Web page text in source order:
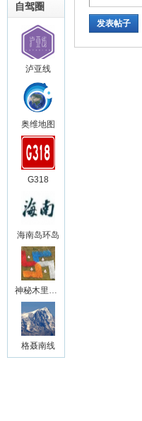
自驾圈
泸亚线
奥维地图
G318
海南岛环岛
神秘木里王国
格聂南线
发表帖子